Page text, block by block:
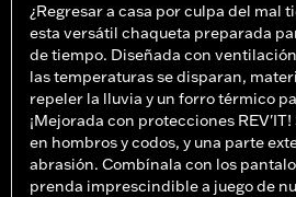
¿Regresar a casa por culpa del mal
esta versátil chaqueta preparada
de tiempo. Diseñada con
las temperaturas se disparan,
repeler la lluvia y un forro térmico
¡Mejorada con protecciones
en hombros y codos, y una parte
abrasión. Combínala con los
prenda imprescindible a juego de